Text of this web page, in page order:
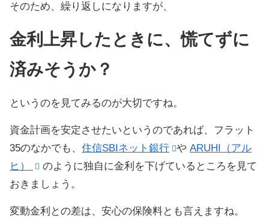
そのため、繰り返しになりますが、
金利上昇したときに、慌てずに
済みそうか？
というのを見てみるのが大切ですね。
資金計画を安定させたいというのであれば、フラット
35のなかでも、 住信SBIネット銀行 や ARUHI（アル
ヒ）
のように独自に金利を下げているところを見て
おきましょう。
変動金利との差は、安心の保険料とも言えますね。